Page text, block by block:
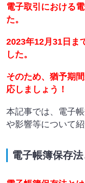
電子取引における
た。
2023年12月31日ま
した。
そのため、猶予期
応しましょう！
本記事では、電子
や影響等について
電子帳簿保存